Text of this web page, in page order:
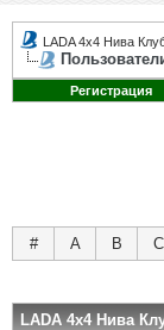
LADA 4x4 Нива
Регистрация
# A B C
LADA 4x4 Нива